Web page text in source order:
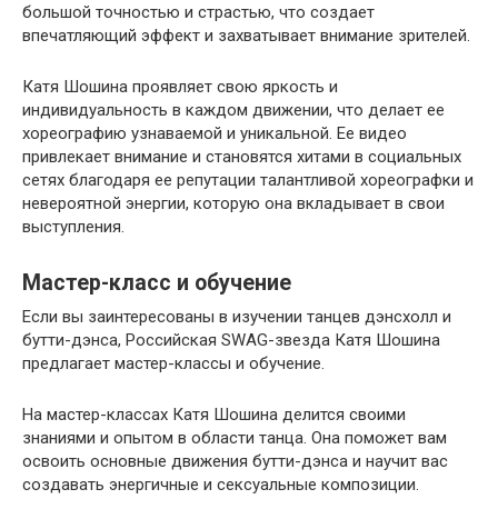
большой точностью и страстью, что создает
впечатляющий эффект и захватывает внимание зрителей.
Катя Шошина проявляет свою яркость и
индивидуальность в каждом движении, что делает ее
хореографию узнаваемой и уникальной. Ее видео
привлекает внимание и становятся хитами в социальных
сетях благодаря ее репутации талантливой хореографки и
невероятной энергии, которую она вкладывает в свои
выступления.
Мастер-класс и обучение
Если вы заинтересованы в изучении танцев дэнсхолл и
бутти-дэнса, Российская SWAG-звезда Катя Шошина
предлагает мастер-классы и обучение.
На мастер-классах Катя Шошина делится своими
знаниями и опытом в области танца. Она поможет вам
освоить основные движения бутти-дэнса и научит вас
создавать энергичные и сексуальные композиции.